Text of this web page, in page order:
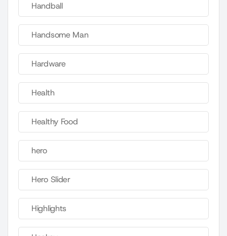
Handball
Handsome Man
Hardware
Health
Healthy Food
hero
Hero Slider
Highlights